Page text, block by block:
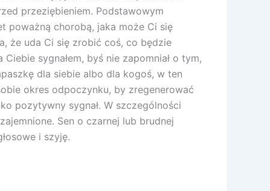
przeziębieniem. Podstawowym
poważną chorobą, jaka może Ci się
że uda Ci się zrobić coś, co będzie
sygnałem, byś nie zapomniał o tym,
dla siebie albo dla kogoś, w ten
okres odpoczynku, by zregenerować
pozytywny sygnał. W szczególności
Sen o czarnej lub brudnej
i szyję.